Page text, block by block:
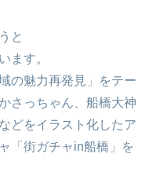
と
ます。
の魅力再発見」をテー
さっちゃん、船橋大神
どをイラスト化したア
「街ガチャin船橋」を